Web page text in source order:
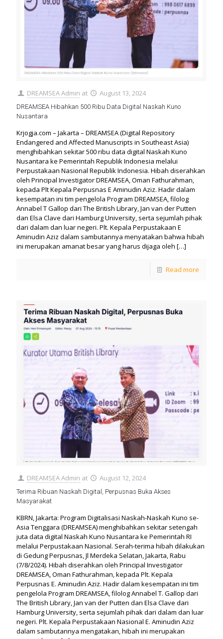
DREAMSEA Admin at August 13, 2024
DREAMSEA Hibahkan 500 Ribu Data Digital Naskah Kuno
Nusantara
Krjogja.com – Jakarta – DREAMSEA (Digital Repository
Endangered and Affected Manuscripts in Southeast Asia)
menghibahkan sekitar 500 ribu data digital Naskah Kuno
Nusantara ke Pemerintah Republik Indonesia melalui
Perpustakaan Nasional Republik Indonesia. Hibah diserahkan
oleh Principal Investigator DREAMSEA, Oman Fathurahman,
kepada Plt Kepala Perpusnas E Aminudin Aziz. Hadir dalam
kesempatan ini tim pengelola Program DREAMSEA, filolog
Annabel T Gallop dari The British Library, Jan van der Putten
dan Elsa Clave dari Hamburg University, serta sejumlah pihak
dari dalam dan luar negeri. Plt. Kepala Perpustakaan E
Aminudin Aziz dalam sambutannya menyatakan bahwa hibah
ini merupakan amanat besar yang harus dijaga oleh […]
Read more
DREAMSEA Admin at August 12, 2024
Terima Ribuan Naskah Digital, Perpusnas Buka Akses
Masyarakat
KBRN, Jakarta: Program Digitalisasi Naskah-Naskah Kuno se-
Asia Tenggara (DREAMSEA) menghibahkan sekitar setengah
juta data digital Naskah Kuno Nusantara ke Pemerintah RI
melalui Perpustakaan Nasional. Serah-terima hibah dilakukan
di Gedung Perpusnas, Jl Merdeka Selatan, Jakarta, Rabu
(7/8/2024). Hibah diserahkan oleh Principal Investigator
DREAMSEA, Oman Fathurahman, kepada Plt. Kepala
Perpusnas E. Aminudin Aziz. Hadir dalam kesempatan ini tim
pengelola Program DREAMSEA, filolog Annabel T. Gallop dari
The British Library, Jan van der Putten dan Elsa Clave dari
Hamburg University, serta sejumlah pihak dari dalam dan luar
negeri. Plt. Kepala Perpustakaan Nasional E. Aminudin Aziz
dalam sambutannya mengatakan, hibah ini merupakan